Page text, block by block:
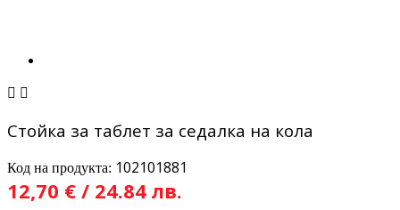
 
Стойка за таблет за седалка на кола
Код на продукта: 102101881
12,70 € / 24.84 лв.